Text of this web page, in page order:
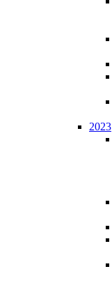
2023